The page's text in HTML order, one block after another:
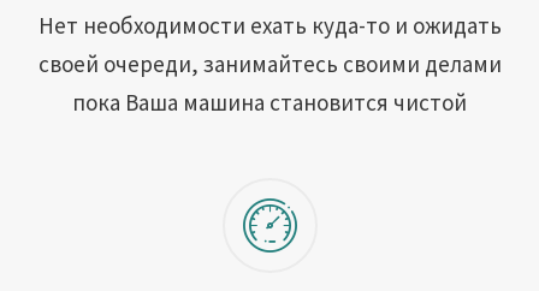
Контакты
Нет необходимости ехать куда-то и ожидать
своей очереди, занимайтесь своими делами
пока Ваша машина становится чистой